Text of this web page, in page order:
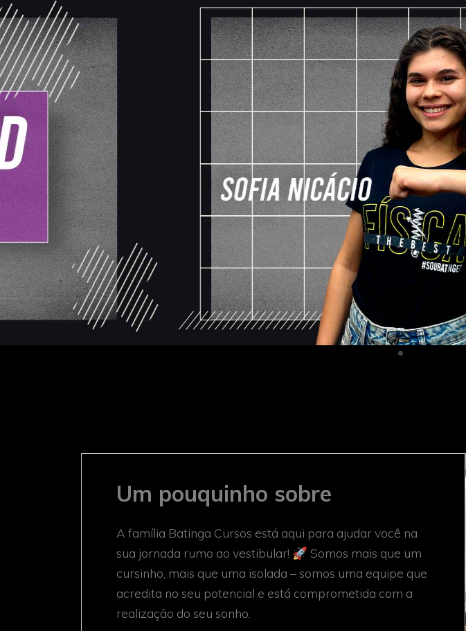
Um pouquinho sobre
A família Batinga Cursos está aqui para ajudar você na
sua jornada rumo ao vestibular! 🚀 Somos mais que um
cursinho, mais que uma isolada – somos uma equipe que
acredita no seu potencial e está comprometida com a
realização do seu sonho.